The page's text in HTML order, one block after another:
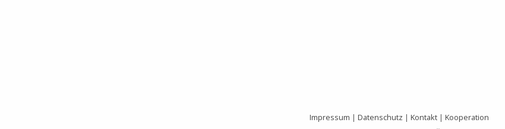
Impressum | Datenschutz | Kontakt | Kooperation